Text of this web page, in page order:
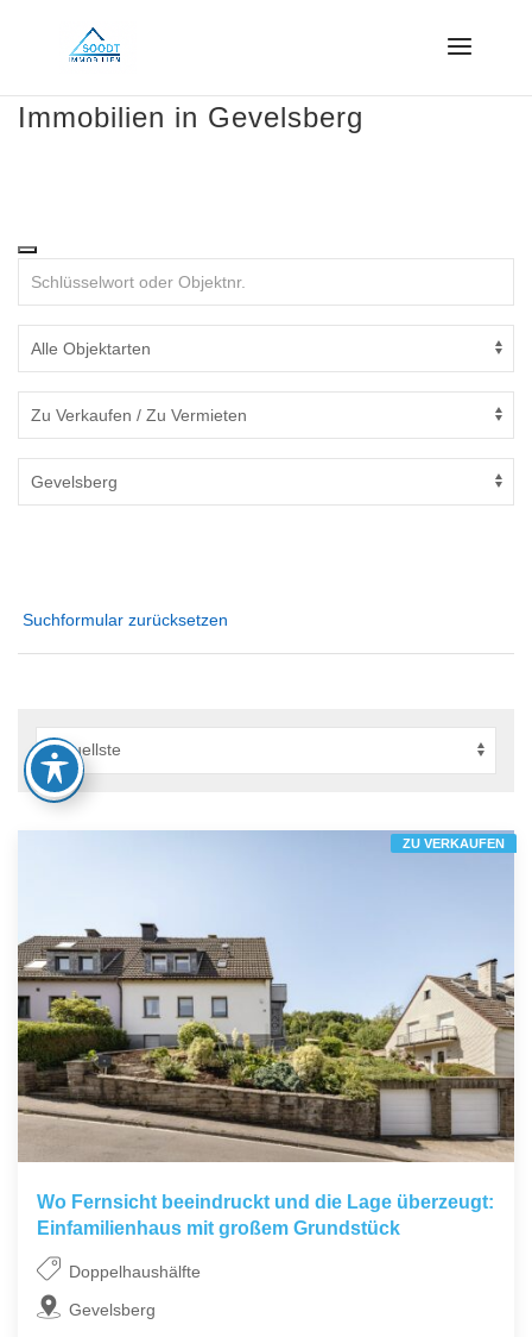
Immobilien in Gevelsberg
Suchformular zurücksetzen
Wo Fernsicht beeindruckt und die Lage überzeugt:
Einfamilienhaus mit großem Grundstück
Doppelhaushälfte
Gevelsberg
ZU VERKAUFEN